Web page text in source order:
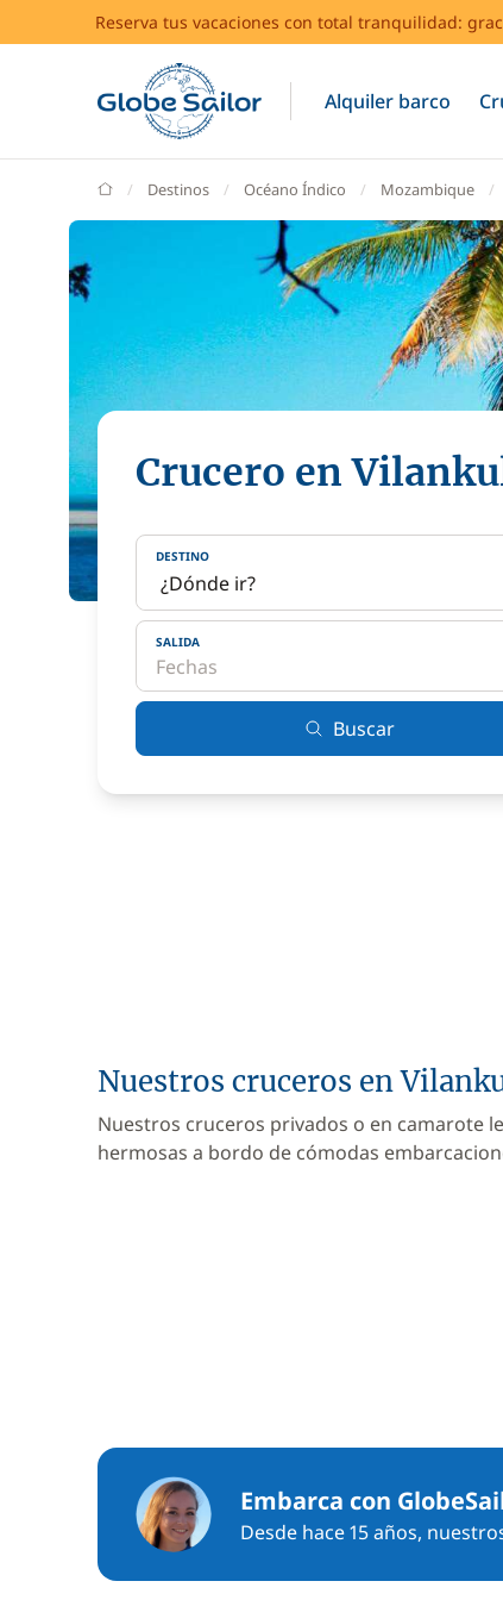
Reserva tus vacaciones con total tranquilidad:
Alquiler barco
GlobeSailor
Destinos Océano Índico Mozambique
Crucero en
DESTINO
SALIDA
Buscar
Nuestros cruceros en
Nuestros cruceros privados o en camarote
hermosas a bordo de cómodas
Embarca con
Desde hace 15 años,